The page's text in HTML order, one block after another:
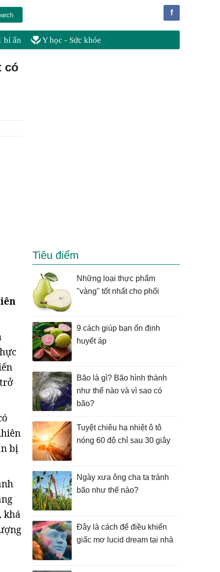
f
bí ẩn Y học - Sức khỏe
có
bị
khá
Tiêu điểm
Những loại thực phẩm
"vàng" tốt nhất cho phổi
9 cách giúp bạn ổn định
huyết áp
Bão là gì? Bão hình thành
như thế nào và vì sao có
bão?
Tuyệt chiêu hạ nhiệt ô tô
nóng 60 độ chỉ sau 30 giây
Ngày xưa ông cha ta tránh
bão như thế nào?
Đây là cách để điều khiển
giấc mơ lucid dream tại nhà